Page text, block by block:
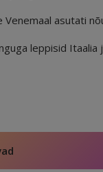
Venemaal asutati
leppisid